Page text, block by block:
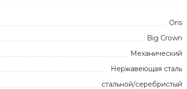
Oris
Big Crown
Механический
Нержавеющая сталь
стальной/серебристый